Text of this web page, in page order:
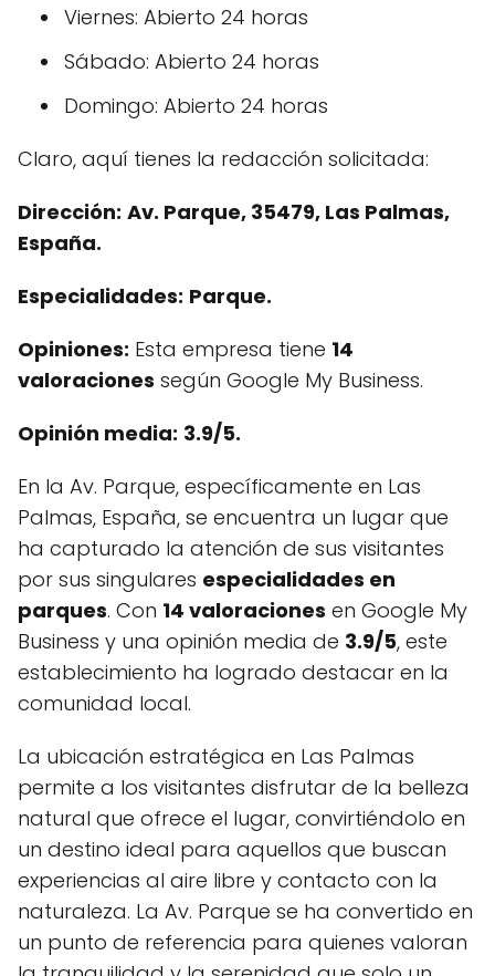
Viernes: Abierto 24 horas
Sábado: Abierto 24 horas
Domingo: Abierto 24 horas
Claro, aquí tienes la redacción solicitada:
Dirección: Av. Parque, 35479, Las Palmas,
España.
Especialidades: Parque.
Opiniones: Esta empresa tiene 14
valoraciones según Google My Business.
Opinión media: 3.9/5.
En la Av. Parque, específicamente en Las
Palmas, España, se encuentra un lugar que
ha capturado la atención de sus visitantes
por sus singulares especialidades en
parques. Con 14 valoraciones en Google My
Business y una opinión media de 3.9/5, este
establecimiento ha logrado destacar en la
comunidad local.
La ubicación estratégica en Las Palmas
permite a los visitantes disfrutar de la belleza
natural que ofrece el lugar, convirtiéndolo en
un destino ideal para aquellos que buscan
experiencias al aire libre y contacto con la
naturaleza. La Av. Parque se ha convertido en
un punto de referencia para quienes valoran